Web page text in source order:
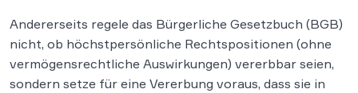
Andererseits regele das Bürgerliche Gesetzbuch (BGB)
nicht, ob höchstpersönliche Rechtspositionen (ohne
vermögensrechtliche Auswirkungen) vererbbar seien,
sondern setze für eine Vererbung voraus, dass sie in